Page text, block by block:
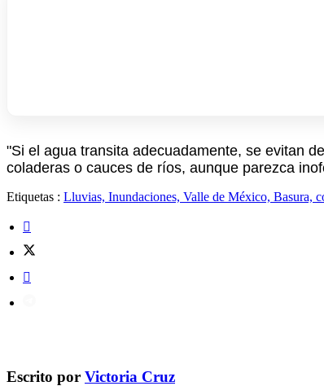
"Si el agua transita adecuadamente, se evitan
coladeras o cauces de ríos, aunque parezca
Etiquetas : Lluvias, Inundaciones, Valle de México, Basura,
Escrito por Victoria Cruz